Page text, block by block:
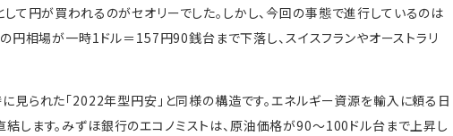
て円が買われるのがセオリーでした。しかし、今回の事態で進行しているのは
円相場が一時1ドル＝157円90銭台まで下落し、スイスフランやオーストラリ
見られた「2022年型円安」と同様の構造です。エネルギー資源を輸入に頼る日
します。みずほ銀行のエコノミストは、原油価格が90〜100ドル台まで上昇し